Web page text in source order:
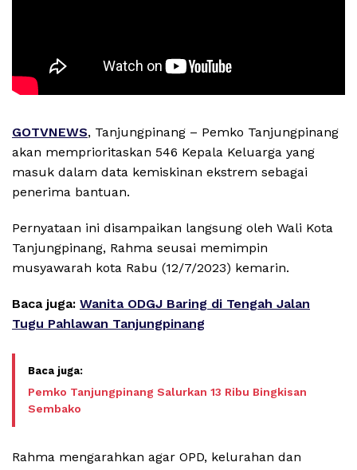
GOTVNEWS, Tanjungpinang – Pemko Tanjungpinang
akan memprioritaskan 546 Kepala Keluarga yang
masuk dalam data kemiskinan ekstrem sebagai
penerima bantuan.
Pernyataan ini disampaikan langsung oleh Wali Kota
Tanjungpinang, Rahma seusai memimpin
musyawarah kota Rabu (12/7/2023) kemarin.
Baca juga: Wanita ODGJ Baring di Tengah Jalan
Tugu Pahlawan Tanjungpinang
Pemko Tanjungpinang Salurkan 13 Ribu Bingkisan
Sembako
Rahma mengarahkan agar OPD, kelurahan dan